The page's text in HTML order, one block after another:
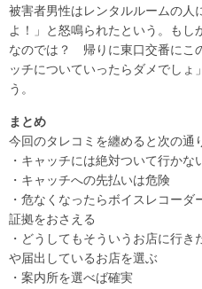
被害者男性はレンタルルームの人
よ！」と怒鳴られたという。もし
なのでは？ 帰りに東口交番にこ
ッチについていったらダメでし
う。
まとめ
今回のタレコミを纏めると次の通
・キャッチには絶対ついて行かな
・キャッチへの先払いは危険
・危なくなったらボイスレコー
証拠をおさえる
・どうしてもそういうお店に行
や届出しているお店を選ぶ
・案内所を選べば確実